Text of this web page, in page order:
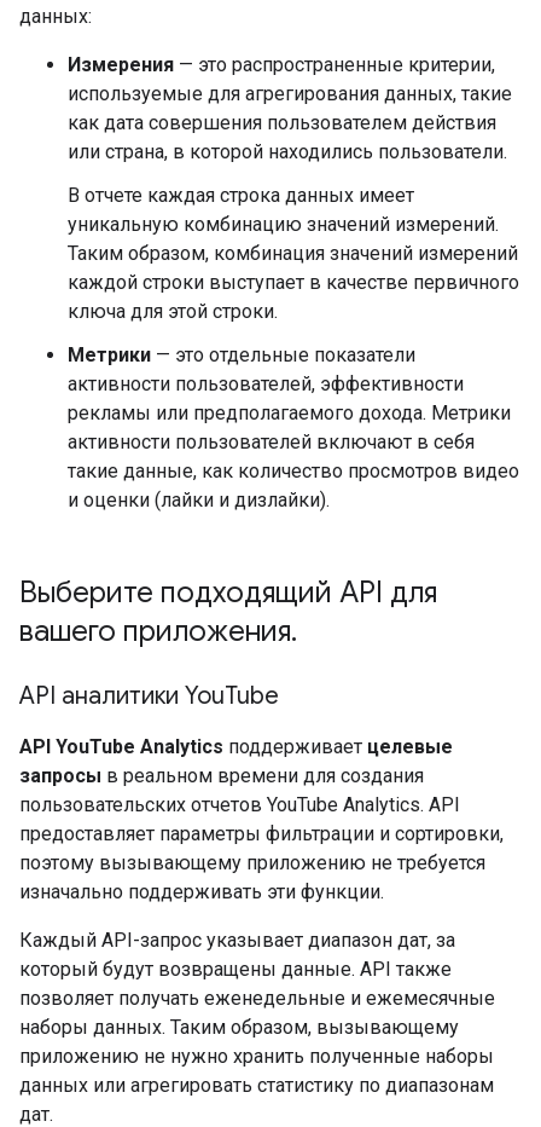
данных:
Измерения — это распространенные критерии,
используемые для агрегирования данных, такие
как дата совершения пользователем действия
или страна, в которой находились пользователи.
В отчете каждая строка данных имеет
уникальную комбинацию значений измерений.
Таким образом, комбинация значений измерений
каждой строки выступает в качестве первичного
ключа для этой строки.
Метрики — это отдельные показатели
активности пользователей, эффективности
рекламы или предполагаемого дохода. Метрики
активности пользователей включают в себя
такие данные, как количество просмотров видео
и оценки (лайки и дизлайки).
Выберите подходящий API для
вашего приложения.
API аналитики YouTube
API YouTube Analytics поддерживает целевые
запросы в реальном времени для создания
пользовательских отчетов YouTube Analytics. API
предоставляет параметры фильтрации и сортировки,
поэтому вызывающему приложению не требуется
изначально поддерживать эти функции.
Каждый API-запрос указывает диапазон дат, за
который будут возвращены данные. API также
позволяет получать еженедельные и ежемесячные
наборы данных. Таким образом, вызывающему
приложению не нужно хранить полученные наборы
данных или агрегировать статистику по диапазонам
дат.